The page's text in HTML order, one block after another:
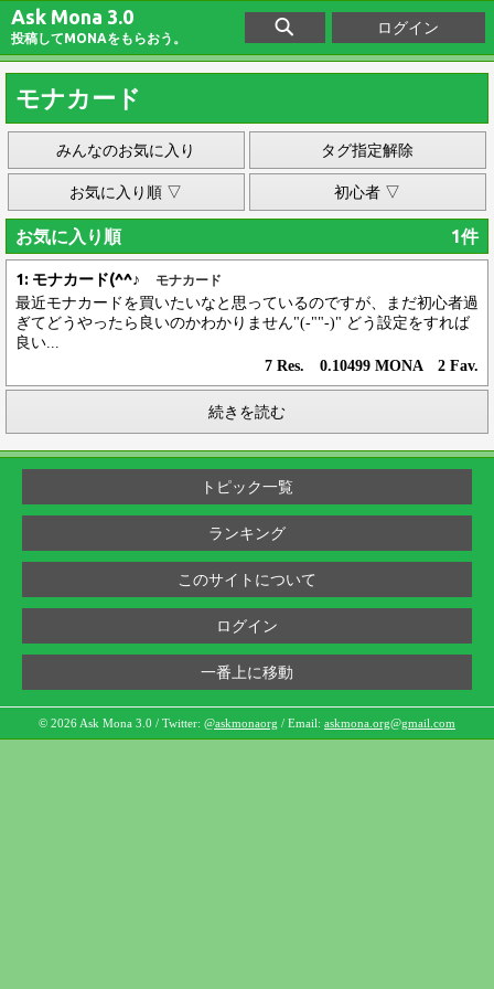
Ask Mona 3.0
投稿してMONAをもらおう。
ログイン
モナカード
みんなのお気に入り タグ指定解除
お気に入り順 ▽ 初心者 ▽
お気に入り順 1件
1: モナカード(^^♪ モナカード
最近モナカードを買いたいなと思っているのですが、まだ初心者過
ぎてどうやったら良いのかわかりません"(-""-)" どう設定をすれば
良い...
7 Res. 0.10499 MONA 2 Fav.
続きを読む
トピック一覧
ランキング
このサイトについて
ログイン
一番上に移動
© 2026 Ask Mona 3.0 / Twitter: @askmonaorg / Email: askmona.org@gmail.com